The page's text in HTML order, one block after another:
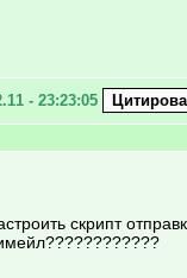
- 23:23:05
скрипт